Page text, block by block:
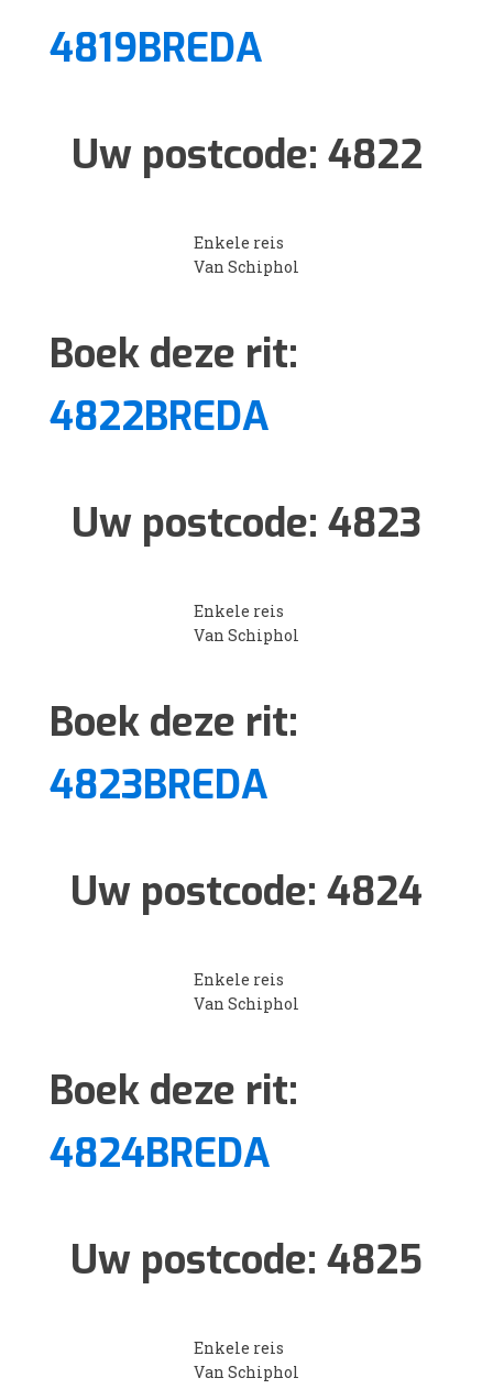
4819BREDA
Uw postcode: 4822
Enkele reis
Van Schiphol
Boek deze rit:
4822BREDA
Uw postcode: 4823
Enkele reis
Van Schiphol
Boek deze rit:
4823BREDA
Uw postcode: 4824
Enkele reis
Van Schiphol
Boek deze rit:
4824BREDA
Uw postcode: 4825
Enkele reis
Van Schiphol